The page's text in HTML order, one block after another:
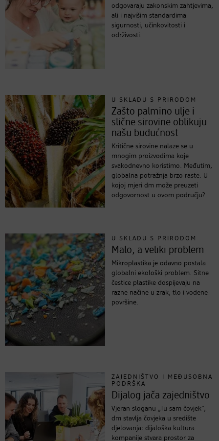
odgovaraju zakonskim zahtjevima,
ali i najvišim standardima
sigurnosti, učinkovitosti i
održivosti.
U SKLADU S PRIRODOM
Zašto palmino ulje i
slične sirovine oblikuju
našu budućnost
Kritične sirovine nalaze se u
mnogim proizvodima koje
svakodnevno koristimo. Međutim,
globalna potražnja brzo raste. U
kojoj mjeri dm može preuzeti
odgovornost u ovom području?
U SKLADU S PRIRODOM
Malo, a veliki problem
Mikroplastika je odavno postala
globalni ekološki problem. Sitne
čestice plastike dospijevaju na
razne načine u zrak, tlo i vodene
površine.
ZAJEDNIŠTVO I MEĐUSOBNA
PODRŠKA
Dijalog jača zajedništvo
Vjeran sloganu „Tu sam čovjek“,
dm stavlja čovjeka u središte
djelovanja: dijaloška kultura
kompanije stvara prostor za